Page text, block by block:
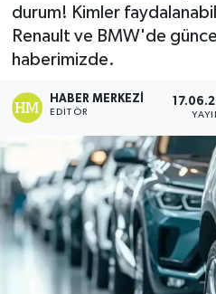
durum! Kimler
Renault ve BMW'de
haberimizde.
HABER MERKEZI
EDITÖR
Burhaniye
Dursunbey
Edremit
EĞİTİM
Son Dakika Haberleri